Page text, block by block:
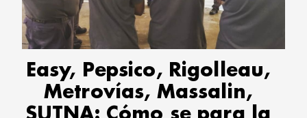
CORREO DE LECTORES
DEBATE
ARCHIVO
DECLARACIONES
OPINIÓN
ALTAMIRA RESPONDE
Easy, Pepsico, Rigolleau,
Metrovías, Massalin,
SUTNA: Cómo se para la